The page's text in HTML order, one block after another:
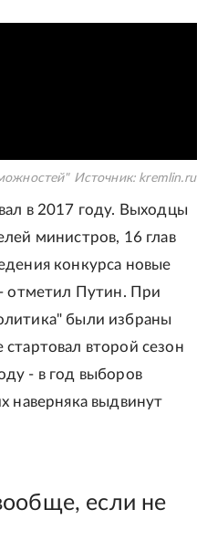
Источник: kremlin.ru
в 2017 году. Выходцы
министров, 16 глав
конкурса новые
- отметил Путин. При
были избраны
второй сезон
- в год выборов
наверняка выдвинут
если не